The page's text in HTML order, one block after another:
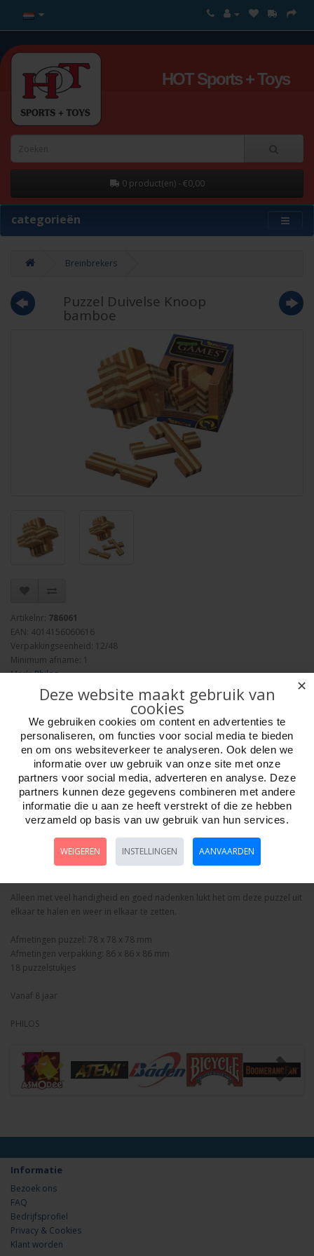
HOT Sports + Toys
0 product(en) - €0,00
categorieën
Breinbrekers
Puzzel Duivelse Knoop
bamboe
Artikelnr: 786061
EAN: 4014156060616
Verpakkingseenheid: 12/48
Minimum afname: 1
Merk:Philos
Aantal
Bestellen
Omschrijving Foto hoge resolutie Details
Alleen met veel handigheid en goed nadenken lukt het om deze puzzel uit
elkaar te halen en weer in elkaar te zetten.
Afmetingen puzzel: 78 x 78 x 78 mm
Afmetingen verpakking: 86 x 86 x 86 mm
18 puzzelstukjes
Vanaf 8 jaar
PHILOS
Informatie
Bezoek ons
FAQ
Bedrijfsprofiel
Privacy & Cookies
Klant worden
✕
Deze website maakt gebruik van
cookies
We gebruiken cookies om content en advertenties te
personaliseren, om functies voor social media te bieden
en om ons websiteverkeer te analyseren. Ook delen we
informatie over uw gebruik van onze site met onze
partners voor social media, adverteren en analyse. Deze
partners kunnen deze gegevens combineren met andere
informatie die u aan ze heeft verstrekt of die ze hebben
verzameld op basis van uw gebruik van hun services.
WEIGEREN INSTELLINGEN AANVAARDEN